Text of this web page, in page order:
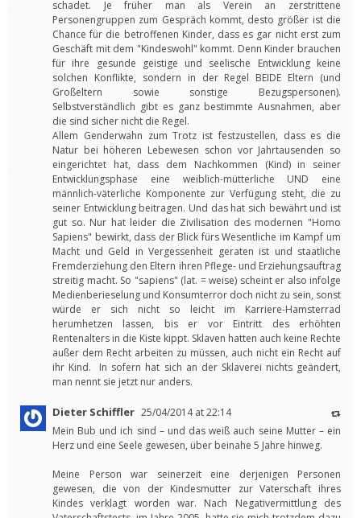
schadet. Je früher man als Verein an zerstrittene
Personengruppen zum Gespräch kommt, desto größer ist die
Chance für die betroffenen Kinder, dass es gar nicht erst zum
Geschäft mit dem "Kindeswohl" kommt. Denn Kinder brauchen
für ihre gesunde geistige und seelische Entwicklung keine
solchen Konflikte, sondern in der Regel BEIDE Eltern (und
Großeltern sowie sonstige Bezugspersonen).
Selbstverständlich gibt es ganz bestimmte Ausnahmen, aber
die sind sicher nicht die Regel.
Allem Genderwahn zum Trotz ist festzustellen, dass es die
Natur bei höheren Lebewesen schon vor Jahrtausenden so
eingerichtet hat, dass dem Nachkommen (Kind) in seiner
Entwicklungsphase eine weiblich-mütterliche UND eine
männlich-väterliche Komponente zur Verfügung steht, die zu
seiner Entwicklung beitragen. Und das hat sich bewährt und ist
gut so. Nur hat leider die Zivilisation des modernen "Homo
Sapiens" bewirkt, dass der Blick fürs Wesentliche im Kampf um
Macht und Geld in Vergessenheit geraten ist und staatliche
Fremderziehung den Eltern ihren Pflege- und Erziehungsauftrag
streitig macht. So "sapiens" (lat. = weise) scheint er also infolge
Medienberieselung und Konsumterror doch nicht zu sein, sonst
würde er sich nicht so leicht im Karriere-Hamsterrad
herumhetzen lassen, bis er vor Eintritt des erhöhten
Rentenalters in die Kiste kippt. Sklaven hatten auch keine Rechte
außer dem Recht arbeiten zu müssen, auch nicht ein Recht auf
ihr Kind. In sofern hat sich an der Sklaverei nichts geändert,
man nennt sie jetzt nur anders.
Dieter Schiffler 25/04/2014 at 22:14
Mein Bub und ich sind – und das weiß auch seine Mutter – ein
Herz und eine Seele gewesen, über beinahe 5 Jahre hinweg.
Meine Person war seinerzeit eine derjenigen Personen
gewesen, die von der Kindesmutter zur Vaterschaft ihres
Kindes verklagt worden war. Nach Negativermittlung des